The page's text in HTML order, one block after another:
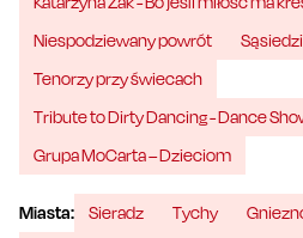
Niespodziewany powrót
Tenorzy przy świecach
Tribute to Dirty Dancing - Dance
Grupa MoCarta – Dzieciom
Miasta: Sieradz Tychy